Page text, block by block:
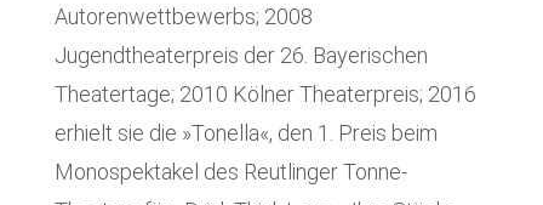
Autorenwettbewerbs; 2008
Jugendtheaterpreis der 26. Bayerischen
Theatertage; 2010 Kölner Theaterpreis; 2016
erhielt sie die »Tonella«, den 1. Preis beim
Monospektakel des Reutlinger Tonne-